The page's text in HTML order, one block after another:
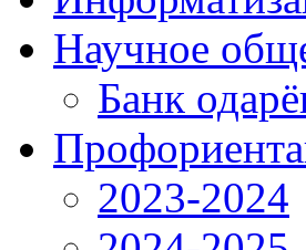
Научное
Банк
2023-2024